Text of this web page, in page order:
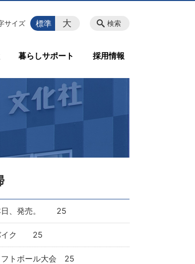
暮らしサポート 採用情報
検索
サイズ 標準 大
日、発売。 25
イク 25
フトボール大会 25